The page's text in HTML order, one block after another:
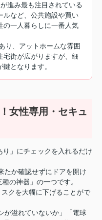
進み最も注目されている
ルなど、公共施設や買い
の一人暮らしに一番人気
り、アットホームな雰囲
宅街が広がりますが、細
となります。
女性専用・セキュ
」にチェックを入れるだけ
たか確認せずにドアを開け
の神器」の一つです。
クを大幅に下げることがで
が溢れていないか」「電球